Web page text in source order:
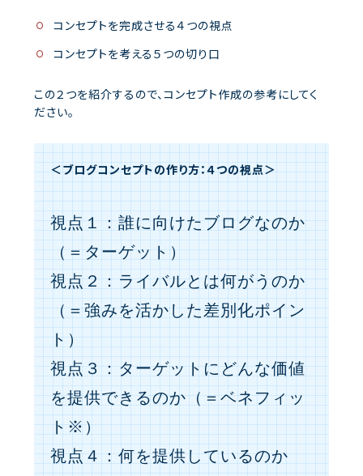
コンセプトを完成させる４つの視点
コンセプトを考える５つの切り口
この２つを紹介するので、コンセプト作成の参考にしてく
ださい。
＜ブログコンセプトの作り方：４つの視点＞
視点１：誰に向けたブログなのか
（＝ターゲット）
視点２：ライバルとは何がうのか
（＝強みを活かした差別化ポイン
ト）
視点３：ターゲットにどんな価値
を提供できるのか（＝ベネフィッ
ト※）
視点４：何を提供しているのか